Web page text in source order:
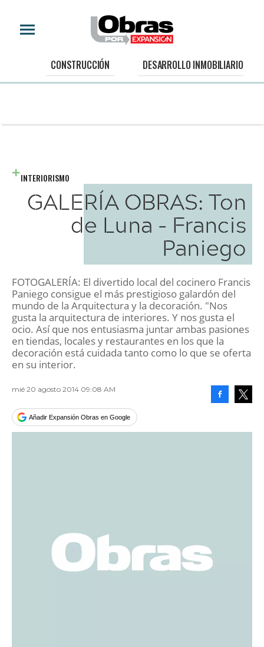
CONSTRUCCIÓN DESARROLLO INMOBILIARIO
INTERIORISMO
GALERÍA OBRAS: Ton
de Luna - Francis
Paniego
FOTOGALERÍA: El divertido local del cocinero Francis
Paniego consigue el más prestigioso galardón del
mundo de la Arquitectura y la decoración. "Nos
gusta la arquitectura de interiores. Y nos gusta el
ocio. Así que nos entusiasma juntar ambas pasiones
en tiendas, locales y restaurantes en los que la
decoración está cuidada tanto como lo que se oferta
en su interior.
mié 20 agosto 2014 09:08 AM
Añadir Expansión Obras en Google